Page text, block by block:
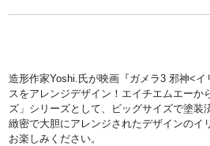
造形作家Yoshi.氏が映画『ガメラ3 邪神<イ
スをアレンジデザイン！エイチエムエーか
ズ」シリーズとして、ビッグサイズで塗装
緻密で大胆にアレンジされたデザインのイ
お楽しみください。